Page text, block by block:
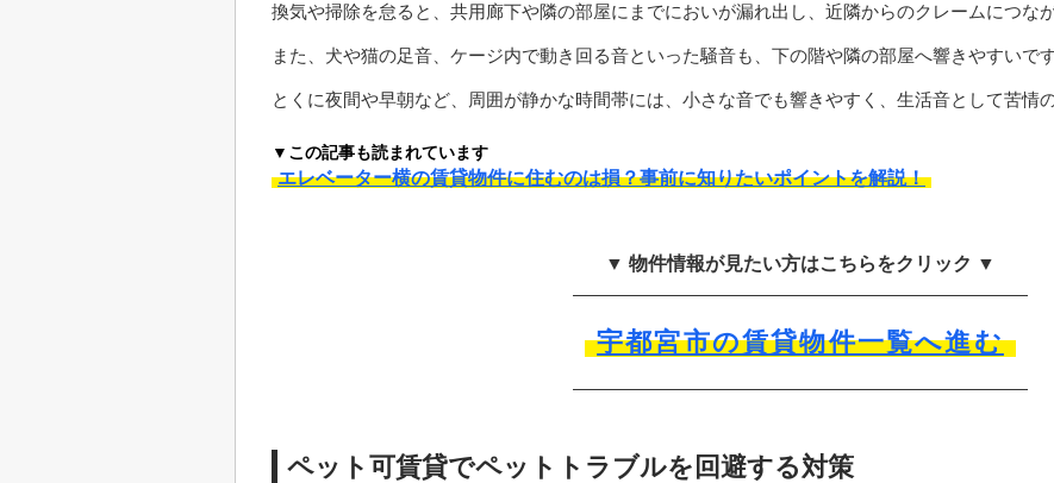
換気や掃除を怠ると、共用廊下や隣の部屋にまでにおいが漏れ出し、近隣からのクレームにつな
また、犬や猫の足音、ケージ内で動き回る音といった騒音も、下の階や隣の部屋へ響きやすいです
とくに夜間や早朝など、周囲が静かな時間帯には、小さな音でも響きやすく、生活音として苦情
▼この記事も読まれています
エレベーター横の賃貸物件に住むのは損？事前に知りたいポイントを解説！
▼ 物件情報が見たい方はこちらをクリック ▼
宇都宮市の賃貸物件一覧へ進む
ペット可賃貸でペットトラブルを回避する対策